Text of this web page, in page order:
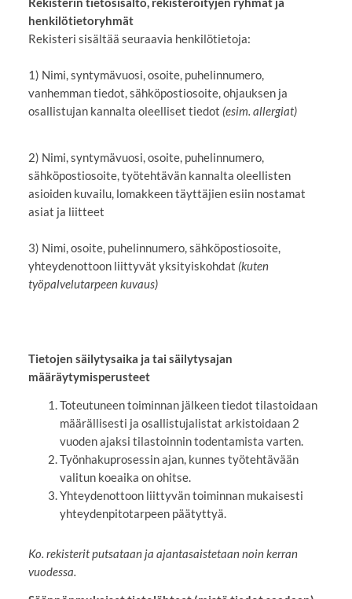
henkilötietoryhmät
Rekisteri sisältää seuraavia henkilötietoja:
1) Nimi, syntymävuosi, osoite, puhelinnumero,
vanhemman tiedot, sähköpostiosoite, ohjauksen ja
osallistujan kannalta oleelliset tiedot (esim. allergiat)
2) Nimi, syntymävuosi, osoite, puhelinnumero,
sähköpostiosoite, työtehtävän kannalta oleellisten
asioiden kuvailu, lomakkeen täyttäjien esiin nostamat
asiat ja liitteet
3) Nimi, osoite, puhelinnumero, sähköpostiosoite,
yhteydenottoon liittyvät yksityiskohdat (kuten
työpalvelutarpeen kuvaus)
Tietojen säilytysaika ja tai säilytysajan
määräytymisperusteet
Toteutuneen toiminnan jälkeen tiedot tilastoidaan
määrällisesti ja osallistujalistat arkistoidaan 2
vuoden ajaksi tilastoinnin todentamista varten.
Työnhakuprosessin ajan, kunnes työtehtävään
valitun koeaika on ohitse.
Yhteydenottoon liittyvän toiminnan mukaisesti
yhteydenpitotarpeen päätyttyä.
Ko. rekisterit putsataan ja ajantasaistetaan noin kerran
vuodessa.